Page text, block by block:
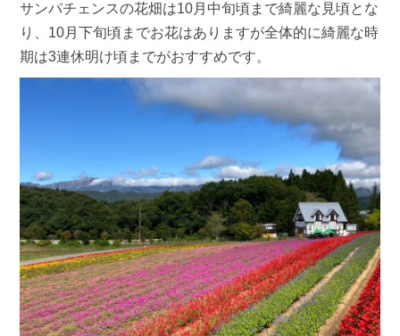
サンパチェンスの花畑は10月中旬頃まで綺麗な見頃とな
り、10月下旬頃までお花はありますが全体的に綺麗な時
期は3連休明け頃までがおすすめです。